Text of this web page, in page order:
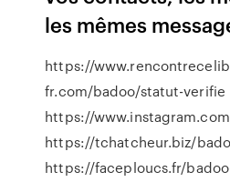
les mêmes
https://
fr.com/badoo/statut-verifie
https://
https://tchatcheur.biz/
https://faceploucs.fr/